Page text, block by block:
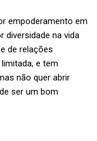
empoderamento em
diversidade na vida
de relações
e tem
não quer abrir
ser um bom